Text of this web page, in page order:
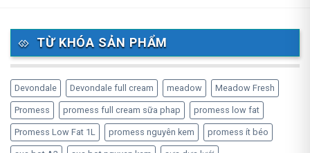
TỪ KHÓA SẢN PHẨM
Devondale Devondale full cream meadow Meadow Fresh
Promess promess full cream sữa phap promess low fat
Promess Low Fat 1L promess nguyên kem promess ít béo